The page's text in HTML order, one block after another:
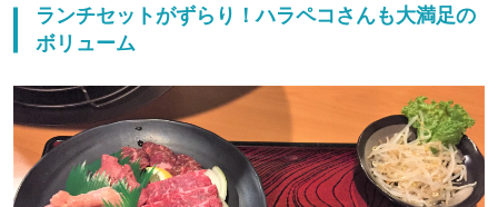
ランチセットがずらり！ハラペコさんも大満足の
ボリューム